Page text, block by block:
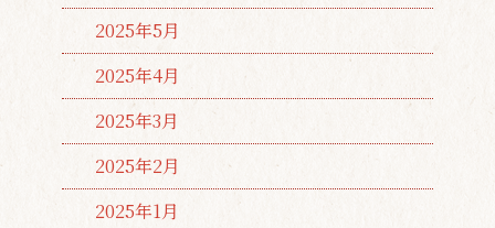
2025年5月
2025年4月
2025年3月
2025年2月
2025年1月